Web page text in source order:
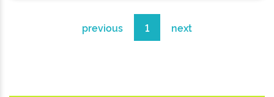
previous 1 next